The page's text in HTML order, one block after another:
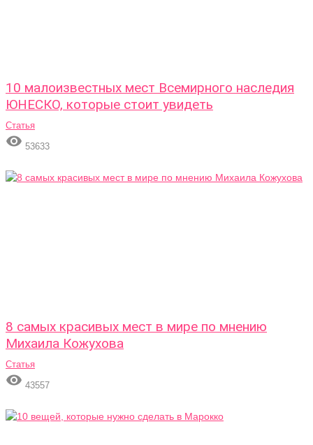
10 малоизвестных мест Всемирного наследия
ЮНЕСКО, которые стоит увидеть
Статья
 53633
8 самых красивых мест в мире по мнению
Михаила Кожухова
Статья
 43557